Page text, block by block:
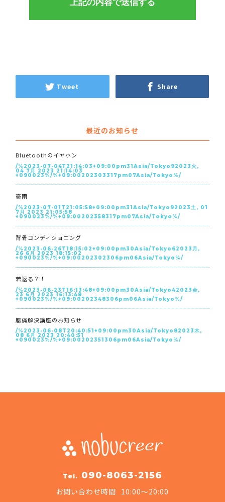
Tweet Share
最近のお知らせ
Bluetoothのイヤホン
/%2023-07-04T21:14:03+09:00pm31Asia/Tokyo92023火,
04 7月 2023 21:14:03
+090023%/%+09:00202303317pm07Asia/Tokyo%/
豪雨
/%2023-07-01T21:05:58+09:00pm31Asia/Tokyo92023土, 01
7月 2023 21:05:58
+090023%/%+09:00202358317pm07Asia/Tokyo%/
背骨コンディショニング
/%2023-06-26T18:15:02+09:00pm30Asia/Tokyo62023月,
26 6月 2023 18:15:02
+090023%/%+09:00202302306pm06Asia/Tokyo%/
若返る？！
/%2023-06-23T16:13:48+09:00pm30Asia/Tokyo42023金,
23 6月 2023 16:13:48
+090023%/%+09:00202348306pm06Asia/Tokyo%/
腰痛解決講座のお知らせ
/%2023-06-08T20:40:51+09:00pm30Asia/Tokyo82023木,
08 6月 2023 20:40:51
+090023%/%+09:00202351306pm06Asia/Tokyo%/
Tel. 090-8063-2156
お問い合わせ時間 10:00〜20:00